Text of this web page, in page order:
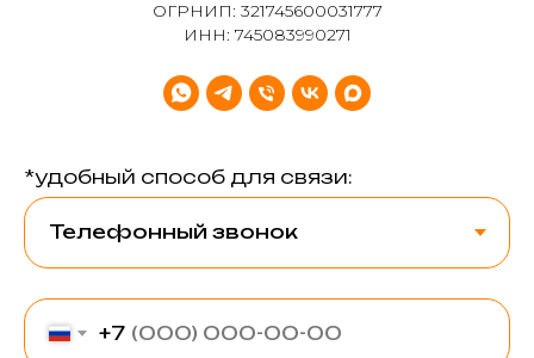
ОГРНИП: 321745600031777
ИНН: 745083990271
*удобный способ для связи:
+7